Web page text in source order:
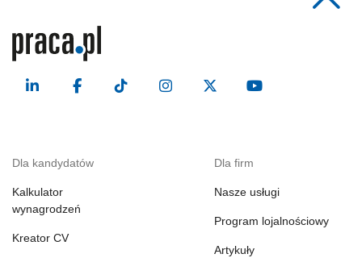
Dla kandydatów
Kalkulator
wynagrodzeń
Kreator CV
Dla firm
Nasze usługi
Program lojalnościowy
Artykuły